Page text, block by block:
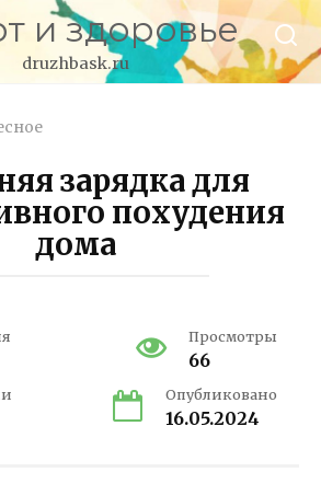
и здоровье
druzhbask.ru
зарядка для
похудения
дома
Просмотры
66
Опубликовано
16.05.2024